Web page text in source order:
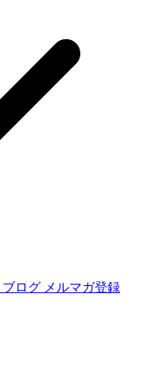
ブログ メルマガ登録